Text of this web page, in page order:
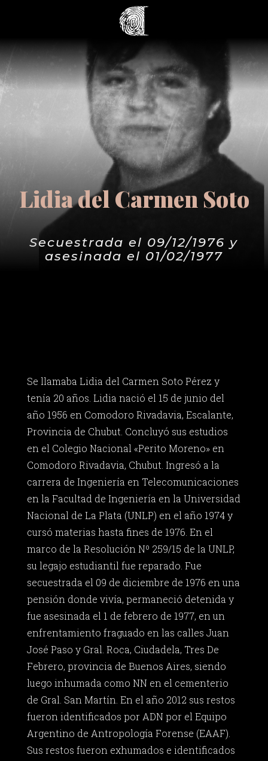
Lidia del Carmen Soto
Secuestrada el 09/12/1976 y
asesinada el 01/02/1977
Se llamaba Lidia del Carmen Soto Pérez y
tenía 20 años. Lidia nació el 15 de junio del
año 1956 en Comodoro Rivadavia, Escalante,
Provincia de Chubut. Concluyó sus estudios
en el Colegio Nacional «Perito Moreno» en
Comodoro Rivadavia, Chubut. Ingresó a la
carrera de Ingeniería en Telecomunicaciones
en la Facultad de Ingeniería en la Universidad
Nacional de La Plata (UNLP) en el año 1974 y
cursó materias hasta fines de 1976. En el
marco de la Resolución Nº 259/15 de la UNLP,
su legajo estudiantil fue reparado. Fue
secuestrada el 09 de diciembre de 1976 en una
pensión donde vivía, permaneció detenida y
fue asesinada el 1 de febrero de 1977, en un
enfrentamiento fraguado en las calles Juan
José Paso y Gral. Roca, Ciudadela, Tres De
Febrero, provincia de Buenos Aires, siendo
luego inhumada como NN en el cementerio
de Gral. San Martín. En el año 2012 sus restos
fueron identificados por ADN por el Equipo
Argentino de Antropología Forense (EAAF).
Sus restos fueron exhumados e identificados